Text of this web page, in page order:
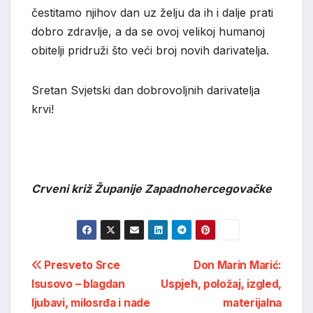
čestitamo njihov dan uz želju da ih i dalje prati
dobro zdravlje, a da se ovoj velikoj humanoj
obitelji pridruži što veći broj novih darivatelja.
Sretan Svjetski dan dobrovoljnih darivatelja
krvi!
Crveni križ Županije Zapadnohercegovačke
Post
navigation
Don Marin Marić:
Uspjeh, položaj, izgled,
materijalna
Presveto Srce
Isusovo – blagdan
ljubavi, milosrđa i nade